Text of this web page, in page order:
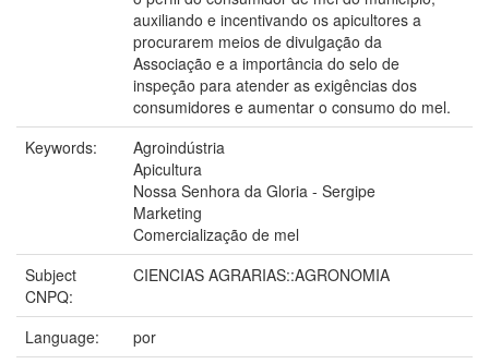
auxiliando e incentivando os apicultores a
procurarem meios de divulgação da
Associação e a importância do selo de
inspeção para atender as exigências dos
consumidores e aumentar o consumo do mel.
Keywords:
Agroindústria
Apicultura
Nossa Senhora da Gloria - Sergipe
Marketing
Comercialização de mel
Subject
CNPQ:
CIENCIAS AGRARIAS::AGRONOMIA
Language:
por